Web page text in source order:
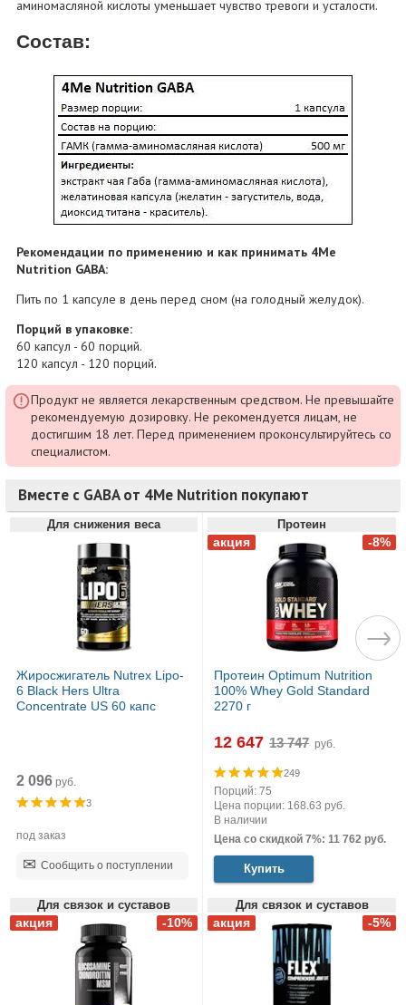
аминомасляной кислоты уменьшает чувство тревоги и усталости.
Состав:
Рекомендации по применению и как принимать 4Me
Nutrition GABA:
Пить по 1 капсуле в день перед сном (на голодный желудок).
Порций в упаковке:
60 капсул - 60 порций.
120 капсул - 120 порций.
Продукт не является лекарственным средством. Не превышайте
рекомендуемую дозировку. Не рекомендуется лицам, не
достигшим 18 лет. Перед применением проконсультируйтесь со
специалистом.
Вместе с GABA от 4Me Nutrition покупают
Для снижения веса
Жиросжигатель Nutrex Lipo-
6 Black Hers Ultra
Concentrate US 60 капс
2 096руб.
3
под заказ
Сообщить о поступлении
Протеин
Протеин Optimum Nutrition
100% Whey Gold Standard
2270 г
12 647 руб.
249
Порций: 75
Цена порции: 168.63 руб.
В наличии
Цена со скидкой 7%: 11 762 руб.
Купить
Для связок и суставов Для связок и суставов